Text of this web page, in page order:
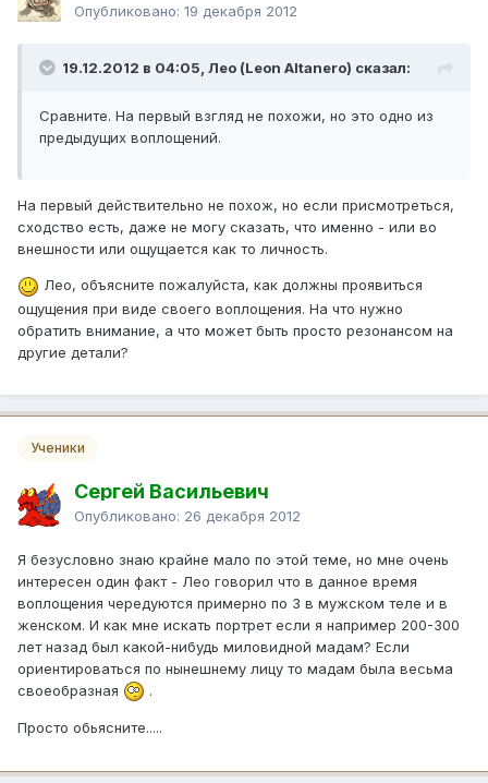
Опубликовано: 19 декабря 2012
19.12.2012 в 04:05, Лео (Leon Altanero) сказал:
Сравните. На первый взгляд не похожи, но это одно из
предыдущих воплощений.
На первый действительно не похож, но если присмотреться,
сходство есть, даже не могу сказать, что именно - или во
внешности или ощущается как то личность.
Лео, объясните пожалуйста, как должны проявиться
ощущения при виде своего воплощения. На что нужно
обратить внимание, а что может быть просто резонансом на
другие детали?
Ученики
Сергей Васильевич
Опубликовано: 26 декабря 2012
Я безусловно знаю крайне мало по этой теме, но мне очень
интересен один факт - Лео говорил что в данное время
воплощения чередуются примерно по 3 в мужском теле и в
женском. И как мне искать портрет если я например 200-300
лет назад был какой-нибудь миловидной мадам? Если
ориентироваться по нынешнему лицу то мадам была весьма
своеобразная
.
Просто обьясните.....